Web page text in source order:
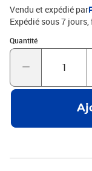
Vendu et expédié par
Expédié sous 7
Quantité
Quantité : 1